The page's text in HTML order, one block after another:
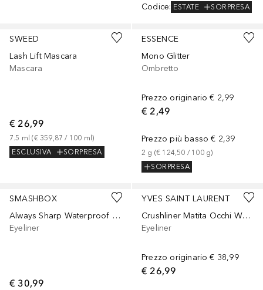
Codice: ESTATE SORPRESA
SWEED
Lash Lift Mascara
Mascara
€ 26,99
7.5 ml (€ 359,87 / 100 ml)
ESCLUSIVA
SORPRESA
ESSENCE
Mono Glitter
Ombretto
Prezzo originario € 2,99
€ 2,49
Prezzo più basso € 2,39
2 g (€ 124,50 / 100 g)
SORPRESA
SMASHBOX
Always Sharp Waterproof Kohl Liner
Eyeliner
€ 30,99
YVES SAINT LAURENT
Crushliner Matita Occhi Waterproof
Eyeliner
Prezzo originario € 38,99
€ 26,99